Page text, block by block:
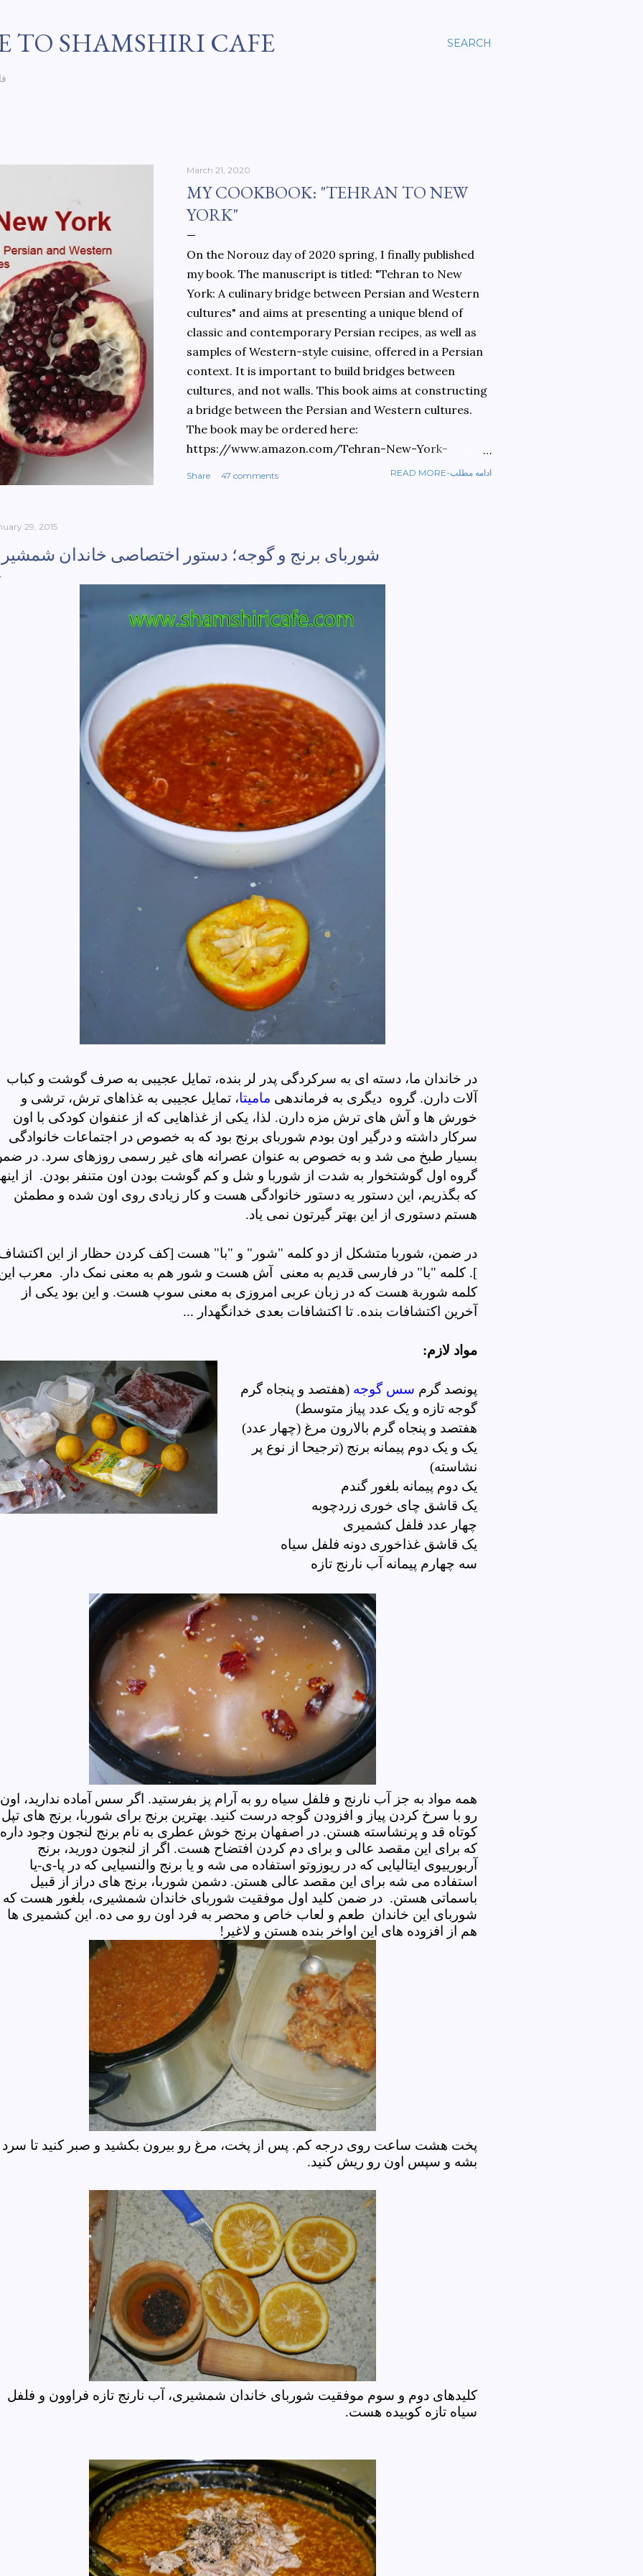
SEARCH
TO SHAMSHIRI CAFE
March 21, 2020
MY COOKBOOK: "TEHRAN TO NEW
YORK"
On the Norouz day of 2020 spring, I finally published
my book. The manuscript is titled: "Tehran to New
York: A culinary bridge between Persian and Western
cultures" and aims at presenting a unique blend of
classic and contemporary Persian recipes, as well as
samples of Western-style cuisine, offered in a Persian
context. It is important to build bridges between
cultures, and not walls. This book aims at constructing
a bridge between the Persian and Western cultures.
The book may be ordered here:
https://www.amazon.com/Tehran-New-York-
Share 47 comments READ MORE-ادامه مطلب
29, 2015
شوربای برنج و گوجه؛ دستور اختصاصی خاندان
در خاندان ما، دسته ای به سرکردگی پدر لر بنده، تمایل عجیبی به صرف گوشت و کباب
آلات دارن. گروه دیگری به فرماندهی مامیتا، تمایل عجیبی به غذاهای ترش، ترشی و
خورش ها و آش های ترش مزه دارن. لذا، یکی از غذاهایی که از عنفوان کودکی با اون
سرکار داشته و درگیر اون بودم شوربای برنج بود که به خصوص در اجتماعات خانوادگی
بسیار طبخ می شد و به خصوص به عنوان عصرانه های غیر رسمی روزهای سرد. در
گروه اول گوشتخوار به شدت از شوربا و شل و کم گوشت بودن اون متنفر بودن. از
که بگذریم، این دستور یه دستور خانوادگی هست و کار زیادی روی اون شده و مطمئن
هستم دستوری از این بهتر گیرتون نمی یاد.
در ضمن، شوربا متشکل از دو کلمه "شور" و "با" هست [کف کردن حظار از این
]. کلمه "با" در فارسی قدیم به معنی آش هست و شور هم به معنی نمک دار. معرب
کلمه شوربة هست که در زبان عربی امروزی به معنی سوپ هست. و این بود یکی از
آخرین اکتشافات بنده. تا اکتشافات بعدی خدانگهدار ...
مواد لازم:
پونصد گرم سس گوجه (هفتصد و پنجاه گرم
گوجه تازه و یک عدد پیاز متوسط)
هفتصد و پنجاه گرم بالارون مرغ (چهار عدد)
یک و یک دوم پیمانه برنج (ترجیحا از نوع پر
نشاسته)
یک دوم پیمانه بلغور گندم
یک قاشق چای خوری زردچوبه
چهار عدد فلفل کشمیری
یک قاشق غذاخوری دونه فلفل سیاه
سه چهارم پیمانه آب نارنج تازه
همه مواد به جز آب نارنج و فلفل سیاه رو به آرام پز بفرستید. اگر سس آماده ندارید، اون
رو با سرخ کردن پیاز و افزودن گوجه درست کنید. بهترین برنج برای شوربا، برنج های تپل
کوتاه قد و پرنشاسته هستن. در اصفهان برنج خوش عطری به نام برنج لنجون وجود داره
که برای این مقصد عالی و برای دم کردن افتضاح هست. اگر از لنجون دورید، برنج
آربورییوی ایتالیایی که در ریوزوتو استفاده می شه و یا برنج والنسیایی که در پا-ی-یا
استفاده می شه برای این مقصد عالی هستن. دشمن شوربا، برنج های دراز از قبیل
باسماتی هستن. در ضمن کلید اول موفقیت شوربای خاندان شمشیری، بلغور هست که
شوربای این خاندان طعم و لعاب خاص و محصر به فرد اون رو می ده. این کشمیری ها
هم از افزوده های این اواخر بنده هستن و لاغیر!
پخت هشت ساعت روی درجه کم. پس از پخت، مرغ رو بیرون بکشید و صبر کنید تا سرد
بشه و سپس اون رو ریش کنید.
کلیدهای دوم و سوم موفقیت شوربای خاندان شمشیری، آب نارنج تازه فراوون و فلفل
سیاه تازه کوبیده هست.